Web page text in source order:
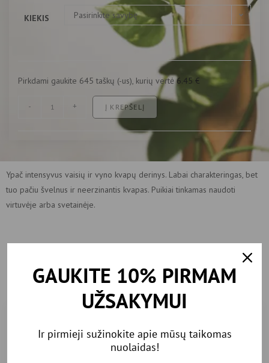
KIEKIS Pasirinkite savybę
Pirkdami gaukite 645 taškų (-us), kurių vertė6.45 €
- + Į KREPŠELĮ
Ypač intensyvus vaisių ir vyno kvapų derinys. Labai charakteringas, bet
tuo pačiu švelnus ir neerzinantis kvapas. Puikiai tinkamas naudoti
virtuvėje arba svetainėje.
Rekomenduojamos
prekės
GAUKITE 10% PIRMAM
UŽSAKYMUI
Ir pirmieji sužinokite apie mūsų taikomas
nuolaidas!